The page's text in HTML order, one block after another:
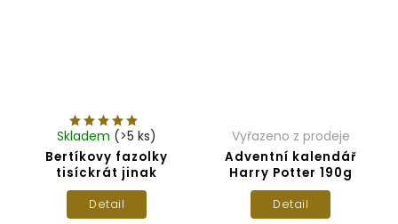
Bertíkovy fazolky
tisíckrát jinak
Skladem (>5 ks)
Detail
Adventní kalendář
Harry Potter 190g
Vyřazeno z prodeje
Detail